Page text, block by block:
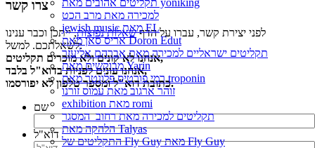
למכירה מאת מרב הכט
jewish music מאת EL
אריס סאן מאת Doron Edut
תקליטים ישראליים למכירה מאת אברהם אליעזר
מבוקשים מאת Yarin
רמי פורטיס פלונטר מאת troponin
זוהר ארגוב מאת עמוס זורנו
exhibition מאת romi
תקליטים למכירה מאת רחוב_המסגר
הלהקה מאת Talyas
התקליטים של Fly Guy מאת Fly Guy
צרו קשר
לפני יצירת קשר, עברו על הדףשאלות נפוצות, ייתכן וכבר ענינו
לשאלתכם. למשל:
אנחנו לא קונים ולא מוכרים תקליטים,
אנחנו עונים לפניות בדוא"ל בלבד,
כתובת דוא"ל ומספר טלפון לא יפורסמו.
שם
דוא"ל